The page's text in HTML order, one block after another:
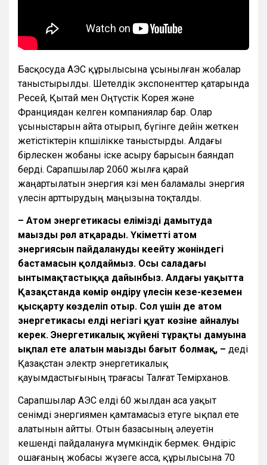
Басқосуда АЭС құрылысына ұсынылған жобалар
таныстырылды. Шетелдік экспоненттер қатарында
Ресей, Қытай мен Оңтүстік Корея және
Франциядан келген компаниялар бар. Олар
ұсыныстарын айта отырып, бүгінге дейін жеткен
жетістіктерін көпшілікке таныстырды. Алдағы
бірлескен жобаны іске асыру барысын баяндап
берді. Сарапшылар 2060 жылға қарай
жаңартылатын энергия көзі мен баламалы энергия
үлесін арттырудың маңызына тоқталды.
– Атом энергетикасы елімізді дамытуда
маңызды рөл атқарады. Үкіметтің атом
энергиясын пайдалануды кеңейту жөніндегі
бастамасын қолдаймыз. Осы саладағы
ынтымақтастыққа дайынбыз. Алдағы уақытта
Қазақстанда көмір өндіру үлесін кезең-кезеңмен
қысқарту көзделіп отыр. Сол үшін де атом
энергетикасы елдің негізгі қуат көзіне айналуы
керек. Энергетикалық жүйенің тұрақты дамуына
ықпал ете алатын маңызды бағыт болмақ, – деді
Қазақстан электр энергетикалық
қауымдастығының төрағасы Талғат Темірханов.
Сарапшылар АЭС елді 60 жылдан аса уақыт
сенімді энергиямен қамтамасыз етуге ықпал ете
алатынын айтты. Отын базасының әлеуетін
кешенді пайдалануға мүмкіндік бермек. Өндіріс
ошағаның жобасы жүзеге асса, құрылысына 70